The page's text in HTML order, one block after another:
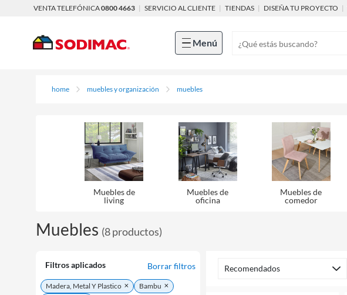
VENTA TELEFÓNICA0800 4663 | SERVICIO AL CLIENTE | TIENDAS | DISEÑA TU PROYECTO |
Menú
home muebles y organización muebles
Muebles de
living
Muebles de
oficina
Muebles de
comedor
Muebles (8productos)
Filtros aplicados Borrar filtros
Madera, Metal Y Plastico
Bambu
Recomendados